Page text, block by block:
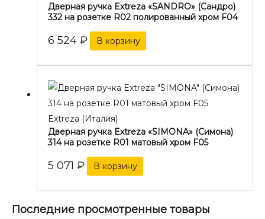
Дверная ручка Extreza «SANDRO» (Сандро)
332 на розетке R02 полированный хром F04
6 524 ₽ В корзину
Extreza (Италия)
Дверная ручка Extreza «SIMONA» (Симона)
314 на розетке R01 матовый хром F05
5 071 ₽ В корзину
Последние просмотренные товары